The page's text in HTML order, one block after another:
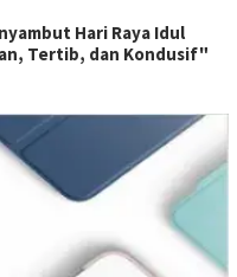
Hari Raya Idul
Tertib, dan Kondusif"